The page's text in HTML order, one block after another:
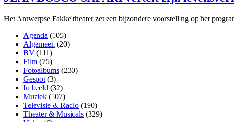
Het Antwerpse Fakkeltheater zet een bijzondere voorstelling op het
Agenda (105)
Algemeen (20)
BV (111)
Film (75)
Fotoalbums (230)
Gespot (3)
In beeld (32)
Muziek (507)
Televisie & Radio (190)
Theater & Musicals (329)